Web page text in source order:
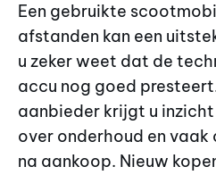
Een gebruikte
afstanden kan een
u zeker weet dat de
accu nog goed
aanbieder krijgt u
over onderhoud en vaak
na aankoop. Nieuw